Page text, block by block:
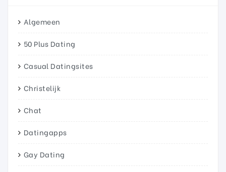
Algemeen
50 Plus Dating
Casual Datingsites
Christelijk
Chat
Datingapps
Gay Dating